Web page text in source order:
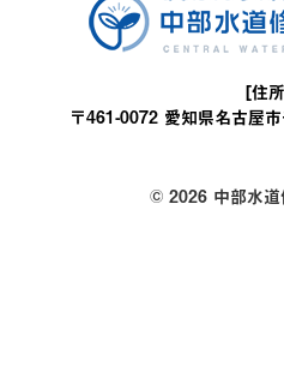
[住
〒461-0072 愛知県名古屋
© 2026 中部水道